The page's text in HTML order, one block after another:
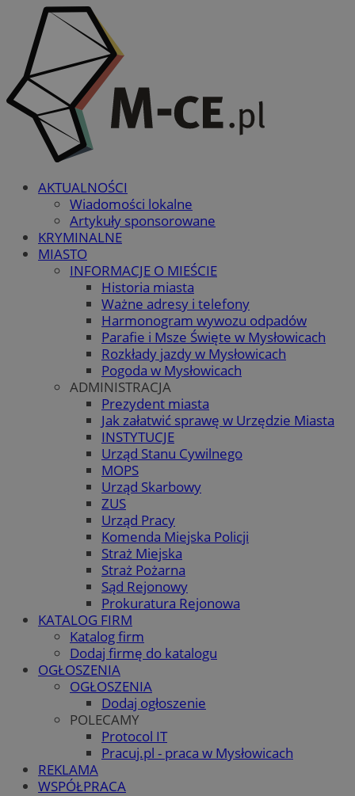
AKTUALNOŚCI
Wiadomości lokalne
Artykuły sponsorowane
KRYMINALNE
MIASTO
INFORMACJE O MIEŚCIE
Historia miasta
Ważne adresy i telefony
Harmonogram wywozu odpadów
Parafie i Msze Święte w Mysłowicach
Rozkłady jazdy w Mysłowicach
Pogoda w Mysłowicach
ADMINISTRACJA
Prezydent miasta
Jak załatwić sprawę w Urzędzie Miasta
INSTYTUCJE
Urząd Stanu Cywilnego
MOPS
Urząd Skarbowy
ZUS
Urząd Pracy
Komenda Miejska Policji
Straż Miejska
Straż Pożarna
Sąd Rejonowy
Prokuratura Rejonowa
KATALOG FIRM
Katalog firm
Dodaj firmę do katalogu
OGŁOSZENIA
OGŁOSZENIA
Dodaj ogłoszenie
POLECAMY
Protocol IT
Pracuj.pl - praca w Mysłowicach
REKLAMA
WSPÓŁPRACA